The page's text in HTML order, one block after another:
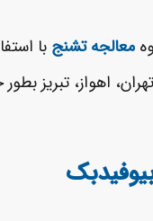
معالجه تشنج با
اهواز، تبریز